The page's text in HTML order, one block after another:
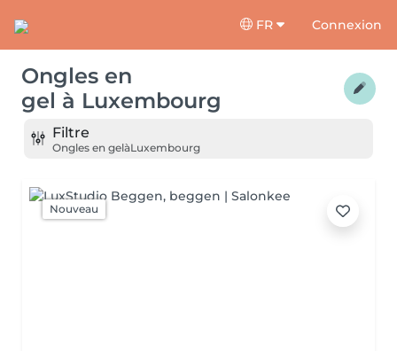
FR Connexion
Ongles en
gel à Luxembourg
Filtre
Ongles en gelàLuxembourg
Nouveau